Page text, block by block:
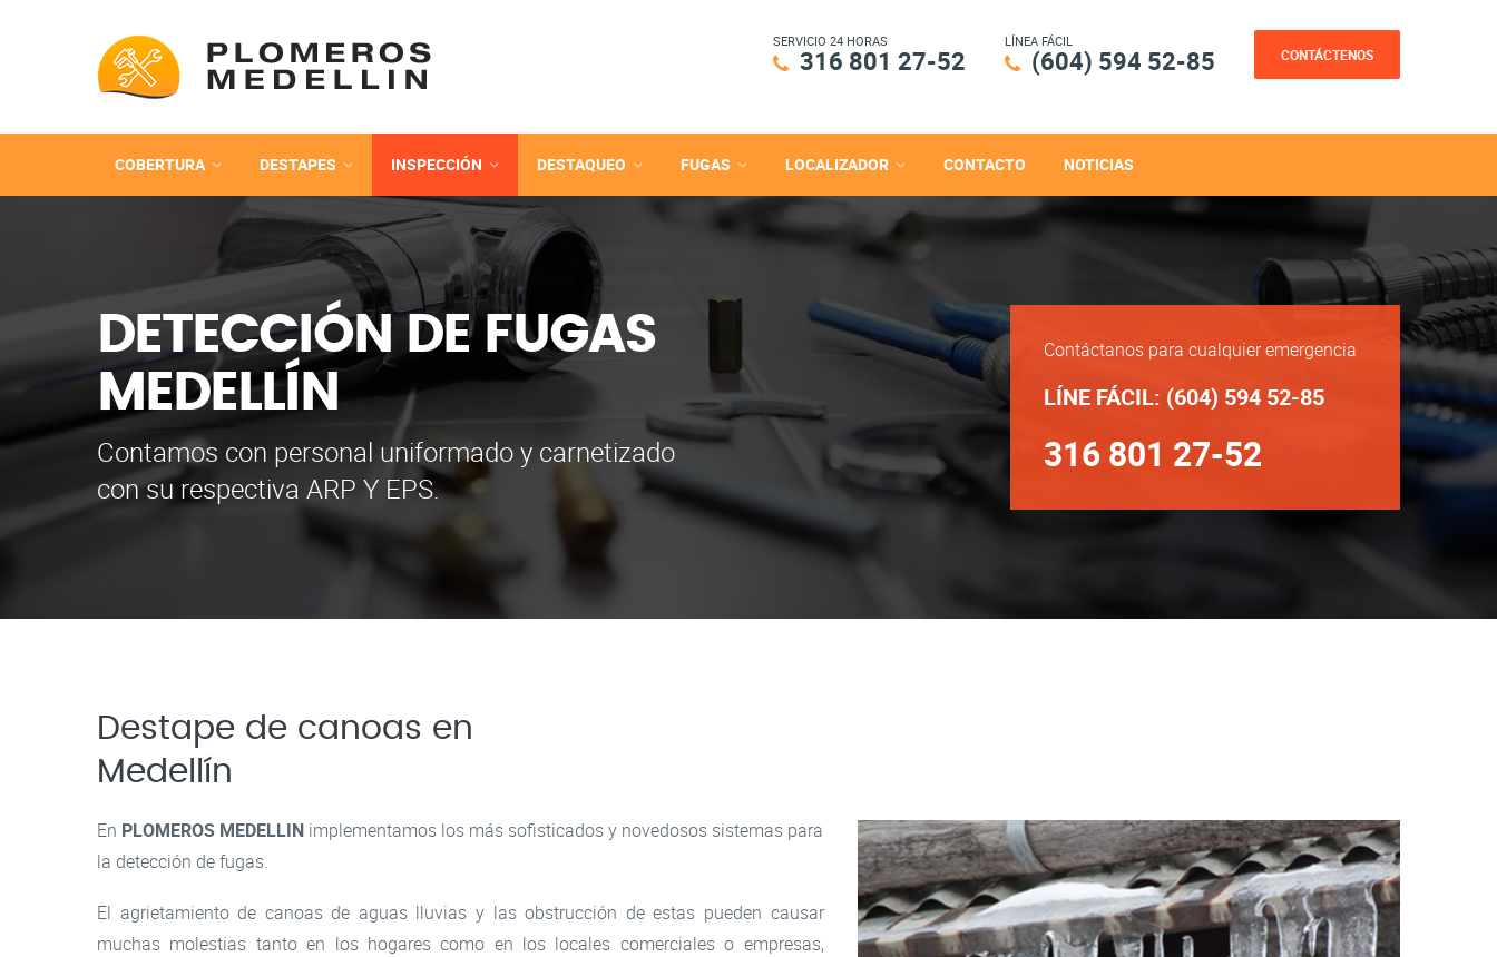
SERVICIO 24 HORAS
316 801 27-52
LÍNEA FÁCIL
(604) 594 52-85 CONTÁCTENOS
COBERTURA DESTAPES INSPECCIÓN DESTAQUEO FUGAS LOCALIZADOR CONTACTO NOTICIAS
DETECCIÓN DE FUGAS
MEDELLÍN
Contamos con personal uniformado y carnetizado
con su respectiva ARP Y EPS.
Contáctanos para cualquier emergencia
LÍNE FÁCIL: (604) 594 52-85
316 801 27-52
Destape de canoas en
Medellín
En PLOMEROS MEDELLIN implementamos los más sofisticados y novedosos sistemas para
la detección de fugas.
El agrietamiento de canoas de aguas lluvias y las obstrucción de estas pueden causar
muchas molestias tanto en los hogares como en los locales comerciales o empresas,